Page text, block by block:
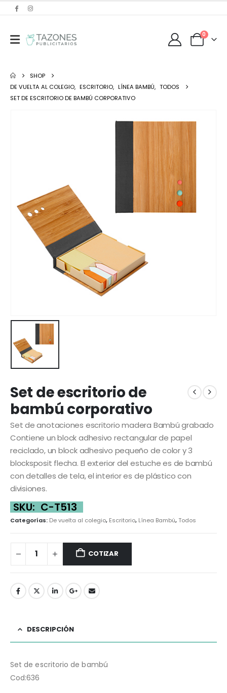
0
SHOP
DE VUELTA AL COLEGIO, ESCRITORIO, LÍNEA BAMBÚ, TODOS
SET DE ESCRITORIO DE BAMBÚ CORPORATIVO
Set de escritorio de
bambú corporativo
Set de anotaciones escritorio madera Bambú grabado
Contiene un block adhesivo rectangular de papel
reciclado, un block adhesivo pequeño de color y 3
blocksposit flecha. El exterior del estuche es de bambú
con detalles de tela, el interior es de plástico con
divisiones.
SKU: C-T513
Categorías: De vuelta al colegio, Escritorio, Línea Bambú,Todos
COTIZAR
DESCRIPCIÓN
Set de escritorio de bambú
Cod:636